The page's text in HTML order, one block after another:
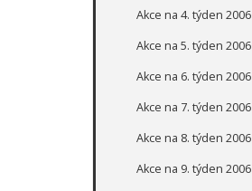
Akce na 4. týden 2006
Akce na 5. týden 2006
Akce na 6. týden 2006
Akce na 7. týden 2006
Akce na 8. týden 2006
Akce na 9. týden 2006